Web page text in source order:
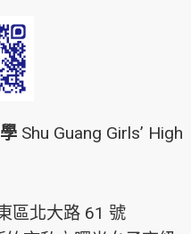
Shu Guang Girls’ High
區北大路 61 號